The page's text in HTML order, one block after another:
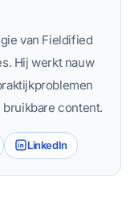
van Fieldified
Hij werkt nauw
content.
LinkedIn